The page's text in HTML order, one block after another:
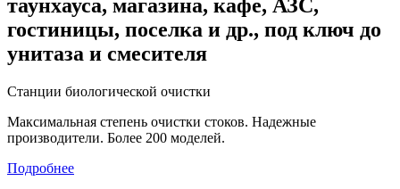
таунхауса, магазина, кафе, АЗС,
гостиницы, поселка и др., под ключ до
унитаза и смесителя
Станции биологической очистки
Максимальная степень очистки стоков. Надежные
производители. Более 200 моделей.
Подробнее